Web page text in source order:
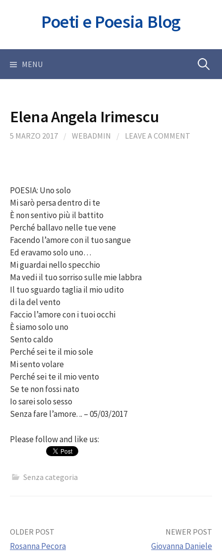
Poeti e Poesia Blog
MENU Ricerca
Elena Angela Irimescu
5 MARZO 2017 / WEBADMIN / LEAVE A COMMENT
POESIA: Uno solo
Mi sarò persa dentro di te
È non sentivo più il battito
Perché ballavo nelle tue vene
Facendo l’amore con il tuo sangue
Ed eravamo solo uno…
Mi guardai nello specchio
Ma vedi il tuo sorriso sulle mie labbra
Il tuo sguardo taglia il mio udito
di la del vento
Faccio l’amore con i tuoi occhi
È siamo solo uno
Sento caldo
Perché sei te il mio sole
Mi sento volare
Perché sei te il mio vento
Se te non fossi nato
Io sarei solo sesso
Senza fare l’amore. .. – 05/03/2017
Please follow and like us:
Senza categoria
Post
OLDER POST
Rosanna Pecora
NEWER POST
Giovanna Daniele